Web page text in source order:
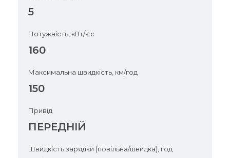
5
Потужність, кВт/к.с
160
Максимальна швидкість, км/год
150
Привід
ПЕРЕДНІЙ
Швидкість зарядки (повільна/швидка), год